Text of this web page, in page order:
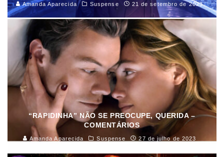
Amanda Aparecida Suspense 21 de setembro de 2023
“RAPIDINHA” NÃO SE PREOCUPE, QUERIDA –
COMENTÁRIOS
Amanda Aparecida Suspense 27 de julho de 2023